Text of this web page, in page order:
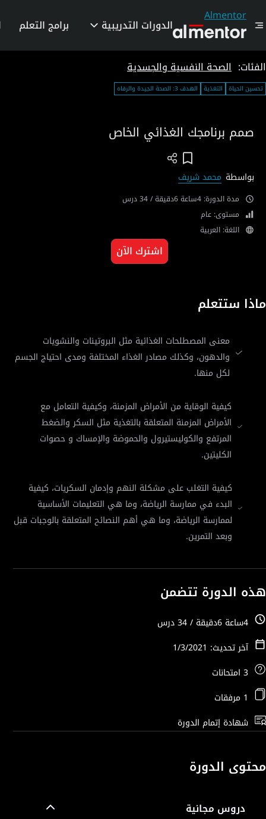
Almentor
الدورات التدريبية برامج التعلم
الفئات: الصحة النفسية والجسدية
تحسين الحياة التغذية الهدف 3: الصحة الجيدة والرفاه
صمم برنامجك الغذائي الخاص
بواسطة محمد شريف
مدة الدورة: 4ساعة 6دقيقة / 34 درس
مستوى: عام
اللغة: العربية
اشترك الآن
ماذا ستتعلم
معنى المصطلحات الغذائية مثل البروتينات والنشويات
والدهون، وكذلك مصادر الغذاء المختلفة ومدى احتياج الجسم
لكل منها.
كيفية الوقاية من الأمراض المزمنة، وكيفية التعامل مع
الأمراض المزمنة المتعلقة بالتغذية مثل السكر والضغط
المرتفع والكوليستيرول والحموضة والإمساك و حصوات
الكليتين.
كيفية التغلب على مشكلة النهم وإدمان السكريات، كيفية
البدء في ممارسة الرياضة، وما هي التعليمات الأساسية
لممارسة الرياضة، وما هي أهم النصائح المتعلقة بالوجبات قبل
وبعد التمرين.
هذه الدورة تتضمن
آخر تحديث: 1/3/2021
شهادة إتمام الدورة
محتوى الدورة
دروس مجانية